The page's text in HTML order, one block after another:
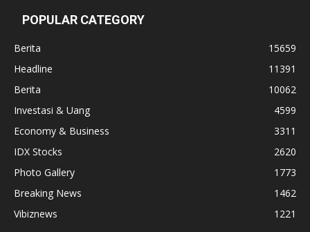
POPULAR CATEGORY
Berita
15659
Headline
11391
Berita
10062
Investasi & Uang
4599
Economy & Business
3311
IDX Stocks
2620
Photo Gallery
1773
Breaking News
1462
Vibiznews
1221